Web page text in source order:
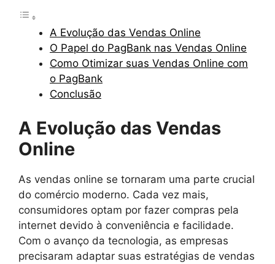
A Evolução das Vendas Online
O Papel do PagBank nas Vendas Online
Como Otimizar suas Vendas Online com
o PagBank
Conclusão
A Evolução das Vendas
Online
As vendas online se tornaram uma parte crucial
do comércio moderno. Cada vez mais,
consumidores optam por fazer compras pela
internet devido à conveniência e facilidade.
Com o avanço da tecnologia, as empresas
precisaram adaptar suas estratégias de vendas